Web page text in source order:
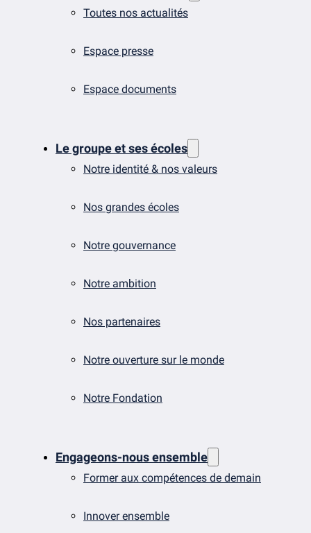
Toutes nos actualités
Espace presse
Espace documents
Le groupe et ses écoles
Notre identité & nos valeurs
Nos grandes écoles
Notre gouvernance
Notre ambition
Nos partenaires
Notre ouverture sur le monde
Notre Fondation
Engageons-nous ensemble
Former aux compétences de demain
Innover ensemble